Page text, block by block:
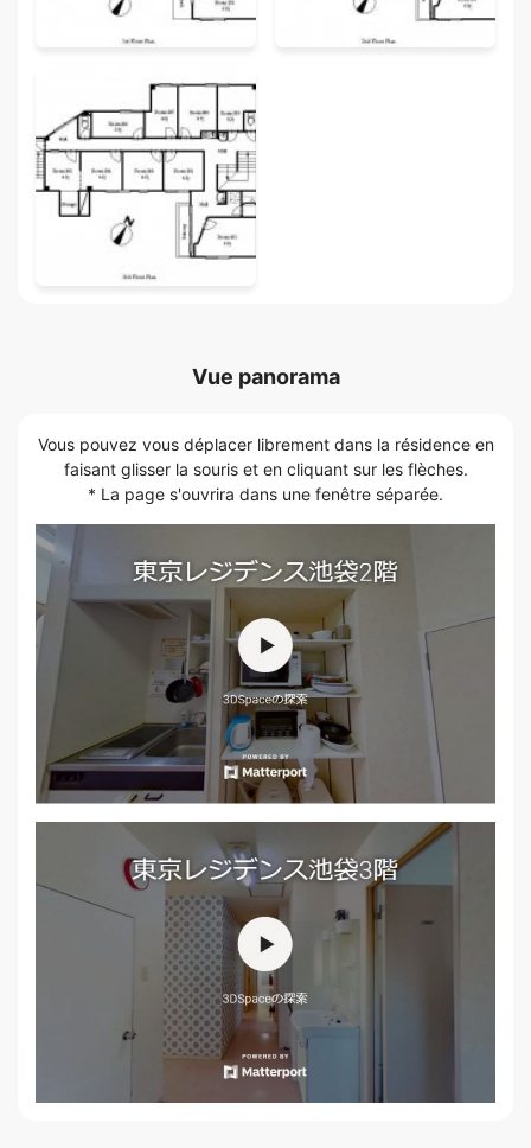
Vue panorama
Vous pouvez vous déplacer librement dans la résidence en
faisant glisser la souris et en cliquant sur les flèches.
* La page s'ouvrira dans une fenêtre séparée.